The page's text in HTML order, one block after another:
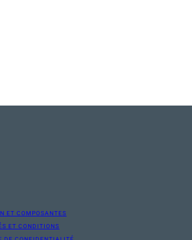
ET COMPOSANTES
ET CONDITIONS